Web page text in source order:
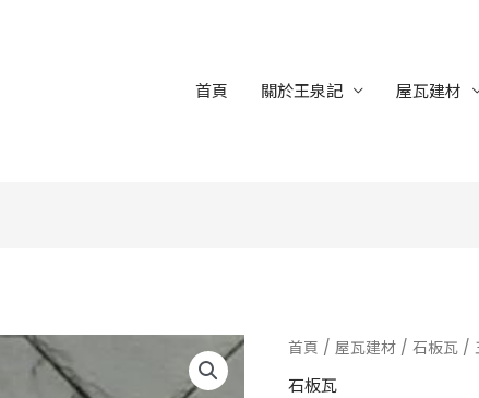
首頁 關於王泉記 屋瓦建材
首頁 / 屋瓦建材 / 石板瓦 /
石板瓦